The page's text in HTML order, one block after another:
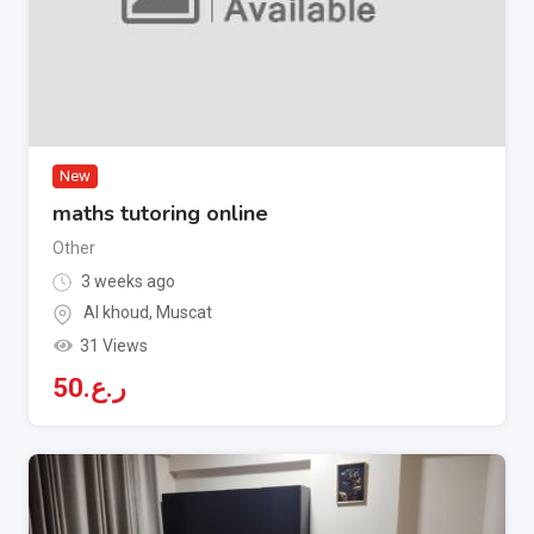
New
maths tutoring online
Other
3 weeks ago
Al khoud, Muscat
31 Views
ر.ع.50